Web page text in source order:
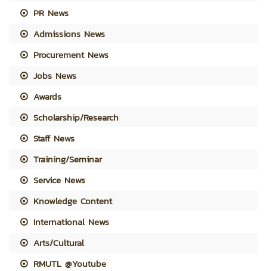
PR News
Admissions News
Procurement News
Jobs News
Awards
Scholarship/Research
Staff News
Training/Seminar
Service News
Knowledge Content
International News
Arts/Cultural
RMUTL @Youtube